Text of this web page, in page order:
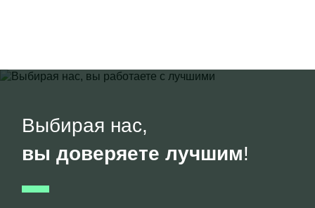
Выбирая нас,
вы доверяете лучшим!